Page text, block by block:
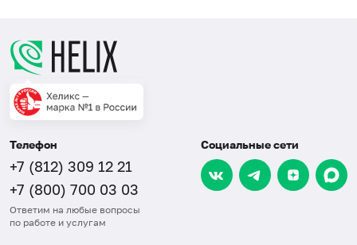
Телефон
+7 (812) 309 12 21
+7 (800) 700 03 03
Ответим на любые вопросы
по работе и услугам
Социальные сети